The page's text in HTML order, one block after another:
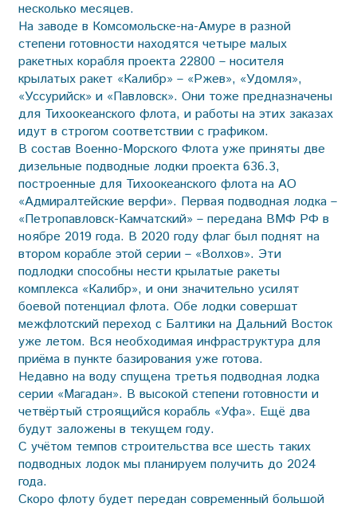
несколько месяцев.
На заводе в Комсомольске-на-Амуре в разной
степени готовности находятся четыре малых
ракетных корабля проекта 22800 – носителя
крылатых ракет «Калибр» – «Ржев», «Удомля»,
«Уссурийск» и «Павловск». Они тоже предназначены
для Тихоокеанского флота, и работы на этих заказах
идут в строгом соответствии с графиком.
В состав Военно-Морского Флота уже приняты две
дизельные подводные лодки проекта 636.3,
построенные для Тихоокеанского флота на АО
«Адмиралтейские верфи». Первая подводная лодка –
«Петропавловск-Камчатский» – передана ВМФ РФ в
ноябре 2019 года. В 2020 году флаг был поднят на
втором корабле этой серии – «Волхов». Эти
подлодки способны нести крылатые ракеты
комплекса «Калибр», и они значительно усилят
боевой потенциал флота. Обе лодки совершат
межфлотский переход с Балтики на Дальний Восток
уже летом. Вся необходимая инфраструктура для
приёма в пункте базирования уже готова.
Недавно на воду спущена третья подводная лодка
серии «Магадан». В высокой степени готовности и
четвёртый строящийся корабль «Уфа». Ещё два
будут заложены в текущем году.
С учётом темпов строительства все шесть таких
подводных лодок мы планируем получить до 2024
года.
Скоро флоту будет передан современный большой